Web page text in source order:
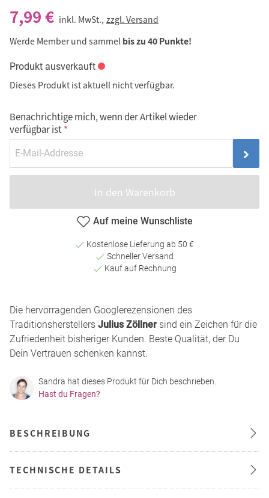
7,99 € inkl. MwSt., zzgl. Versand
Werde Member und sammel bis zu 40 Punkte!
Produkt ausverkauft
Dieses Produkt ist aktuell nicht verfügbar.
Benachrichtige mich, wenn der Artikel wieder
verfügbar ist
In den Warenkorb
Auf meine Wunschliste
Kostenlose Lieferung ab 50 €
Schneller Versand
Kauf auf Rechnung
Die hervorragenden Googlerezensionen des
Traditionsherstellers Julius Zöllner sind ein Zeichen für die
Zufriedenheit bisheriger Kunden. Beste Qualität, der Du
Dein Vertrauen schenken kannst.
Sandra hat dieses Produkt für Dich beschrieben.
Hast du Fragen?
BESCHREIBUNG
TECHNISCHE DETAILS